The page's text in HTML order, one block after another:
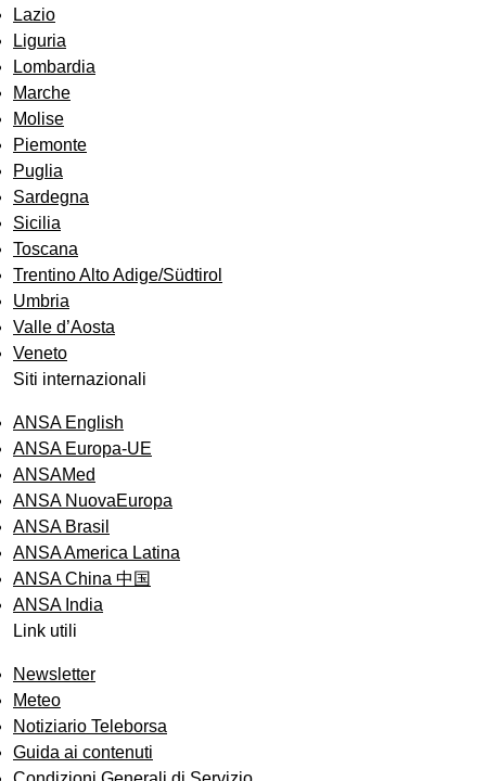
Lazio
Liguria
Lombardia
Marche
Molise
Piemonte
Puglia
Sardegna
Sicilia
Toscana
Trentino Alto Adige/Südtirol
Umbria
Valle d’Aosta
Veneto
Siti internazionali
ANSA English
ANSA Europa-UE
ANSAMed
ANSA NuovaEuropa
ANSA Brasil
ANSA America Latina
ANSA China 中国
ANSA India
Link utili
Newsletter
Meteo
Notiziario Teleborsa
Guida ai contenuti